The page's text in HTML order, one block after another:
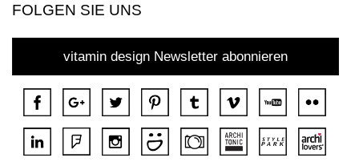
FOLGEN SIE UNS
vitamin design Newsletter abonnieren